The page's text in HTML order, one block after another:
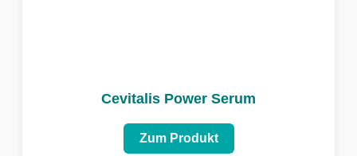
Cevitalis Power Serum
Zum Produkt